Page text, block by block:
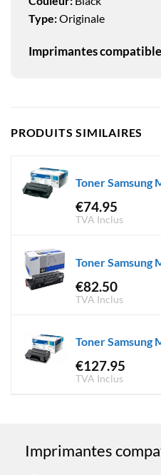
Type:Originale
Imprimantes
PRODUITS SIMILAIRES
Toner Samsung
€74.95
TVA Inclus
Toner Samsung
€82.50
TVA Inclus
Toner Samsung
€127.95
TVA Inclus
Imprimantes